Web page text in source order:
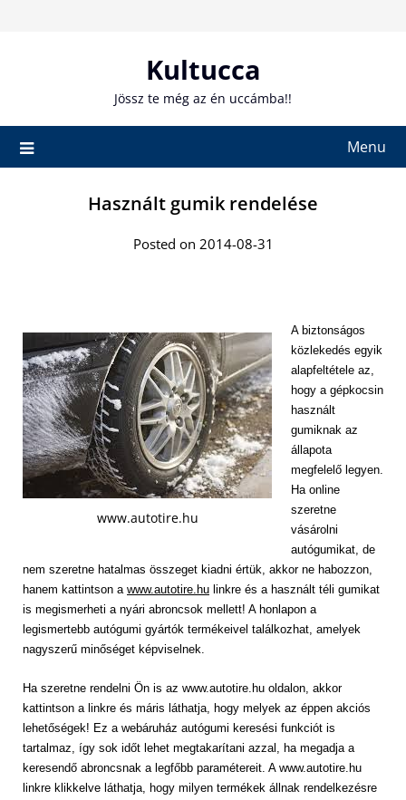
Kultucca
Jössz te még az én uccámba!!
Menu
Használt gumik rendelése
Posted on 2014-08-31
www.autotire.hu
A biztonságos
közlekedés egyik
alapfeltétele az,
hogy a gépkocsin
használt
gumiknak az
állapota
megfelelő legyen.
Ha online
szeretne
vásárolni
autógumikat, de
nem szeretne hatalmas összeget kiadni értük, akkor ne habozzon,
hanem kattintson a www.autotire.hu linkre és a használt téli gumikat
is megismerheti a nyári abroncsok mellett! A honlapon a
legismertebb autógumi gyártók termékeivel találkozhat, amelyek
nagyszerű minőséget képviselnek.
Ha szeretne rendelni Ön is az www.autotire.hu oldalon, akkor
kattintson a linkre és máris láthatja, hogy melyek az éppen akciós
lehetőségek! Ez a webáruház autógumi keresési funkciót is
tartalmaz, így sok időt lehet megtakarítani azzal, ha megadja a
keresendő abroncsnak a legfőbb paramétereit. A www.autotire.hu
linkre klikkelve láthatja, hogy milyen termékek állnak rendelkezésre